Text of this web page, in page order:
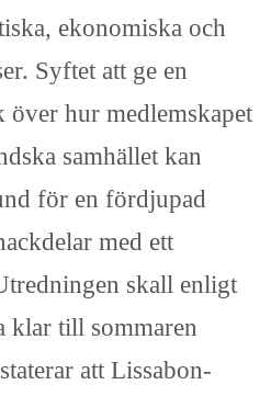
ekonomiska och
Syftet att ge en
hur medlemskapet
samhället kan
för en fördjupad
med ett
skall enligt
klar till sommaren
att Lissabon-